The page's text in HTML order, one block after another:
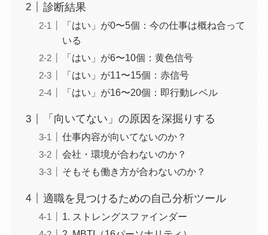
診断結果
「はい」が0〜5個：今の仕事は概ね合って
いる
「はい」が6〜10個：黄色信号
「はい」が11〜15個：赤信号
「はい」が16〜20個：即行動レベル
「向いてない」の原因を深掘りする
仕事内容が向いてないのか？
会社・環境が合わないのか？
そもそも働き方が合わないのか？
適職を見つけるための自己分析ツール
1. ストレングスファインダー